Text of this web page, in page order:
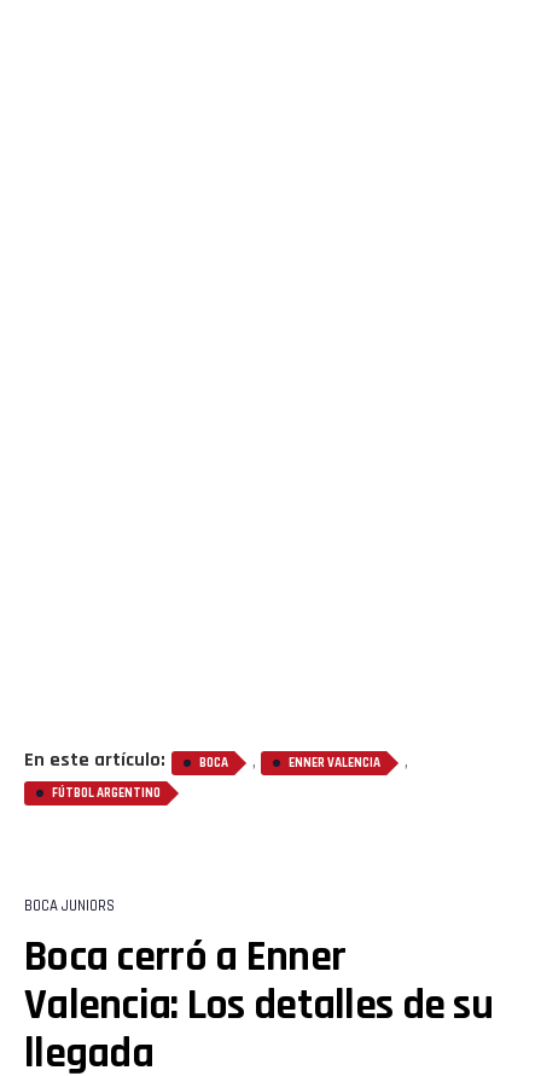
En este artículo: BOCA , ENNER VALENCIA ,
FÚTBOL ARGENTINO
BOCA JUNIORS
Boca cerró a Enner
Valencia: Los detalles de su
llegada